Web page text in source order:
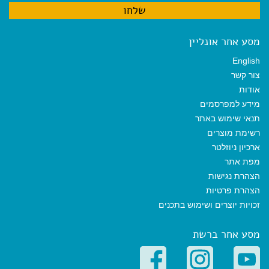
מסע אחר אונליין
English
צור קשר
אודות
מידע למפרסמים
תנאי שימוש באתר
רשימת מוצרים
ארכיון ניוזלטר
מפת אתר
הצהרת נגישות
הצהרת פרטיות
זכויות יוצרים ושימוש בתכנים
מסע אחר ברשת